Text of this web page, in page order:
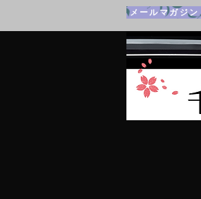
メールマガジン